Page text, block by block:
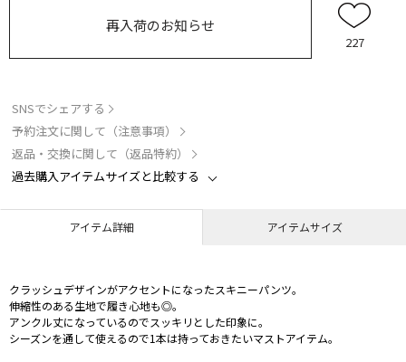
再入荷のお知らせ
227
SNSでシェアする
予約注文に関して（注意事項）
返品・交換に関して（返品特約）
過去購入アイテムサイズと比較する
アイテム詳細 アイテムサイズ
クラッシュデザインがアクセントになったスキニーパンツ。
伸縮性のある生地で履き心地も◎。
アンクル丈になっているのでスッキリとした印象に。
シーズンを通して使えるので1本は持っておきたいマストアイテム。